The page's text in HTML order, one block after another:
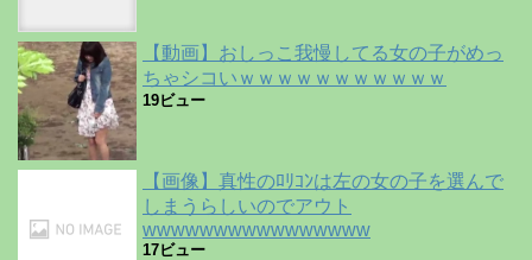
【動画】おしっこ我慢してる女の子がめっ
ちゃシコいｗｗｗｗｗｗｗｗｗｗｗ
19ビュー
【画像】真性のﾛﾘｺﾝは左の女の子を選んで
しまうらしいのでアウト
wwwwwwwwwwwwwwww
17ビュー